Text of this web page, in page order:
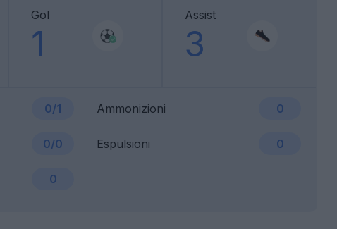
Gol
1
Assist
3
0/1 Ammonizioni 0
0/0 Espulsioni 0
0